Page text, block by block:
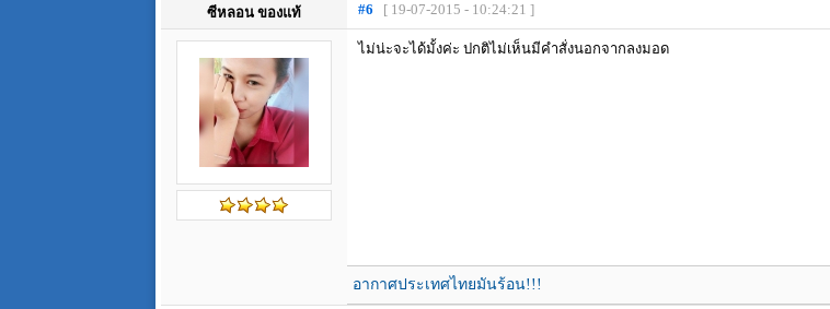
ซีหลอน ของแท้ #6 [ 19-07-2015 - 10:24:21 ]
ไม่น่ะจะได้มั้งค่ะ ปกติไม่เห็นมีคำสั่งนอกจากลงมอด
อากาศประเทศไทยมันร้อน!!!